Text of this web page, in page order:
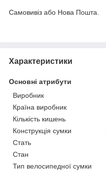
Самовивіз або Нова Пошта.
Характеристики
Основні атрибути
Виробник
Країна виробник
Кількість кишень
Конструкція сумки
Стать
Стан
Тип велосипедної сумки